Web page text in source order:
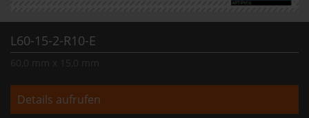
L60-15-2-R10-E
Details aufrufen